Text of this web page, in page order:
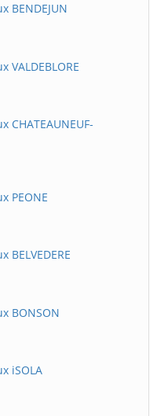
BENDEJUN
CHATEAUNEUF-
PEONE
BONSON
iSOLA